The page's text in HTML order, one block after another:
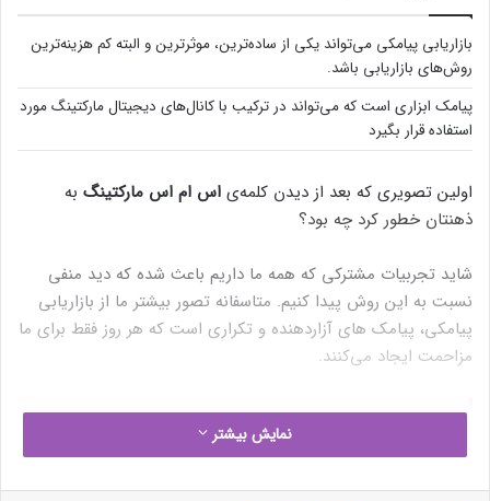
بازاریابی پیامکی می‌تواند یکی از ساده‌ترین، موثرترین و البته کم هزینه‌ترین
روش‌های بازاریابی باشد.
پیامک ابزاری است که می‌تواند در ترکیب با کانال‌های دیجیتال مارکتینگ مورد
استفاده قرار بگیرد
اولین تصویری که بعد از دیدن کلمه‌ی اس ام اس مارکتینگ به
ذهنتان خطور کرد چه بود؟
شاید تجربیات مشترکی که همه ما داریم باعث شده که دید منفی
نسبت به این روش پیدا کنیم. متاسفانه تصور بیشتر ما از بازاریابی
پیامکی، پیامک های آزاردهنده و تکراری است که هر روز فقط برای ما
مزاحمت ایجاد می‌کنند.
ارسال پیامک به صورت آنلاین به یکی از
نمایش بیشتر